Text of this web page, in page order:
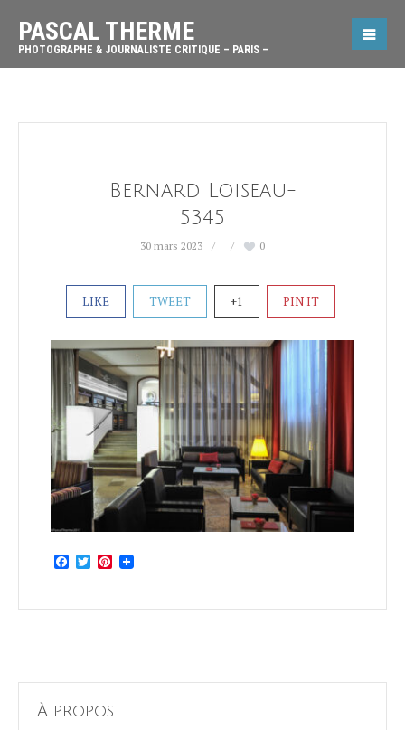
PASCAL THERME
PHOTOGRAPHE & JOURNALISTE CRITIQUE – PARIS –
Bernard Loiseau-
5345
30 mars 2023 0
LIKE TWEET +1 PIN IT
Facebook
TwitterPinterest
À propos